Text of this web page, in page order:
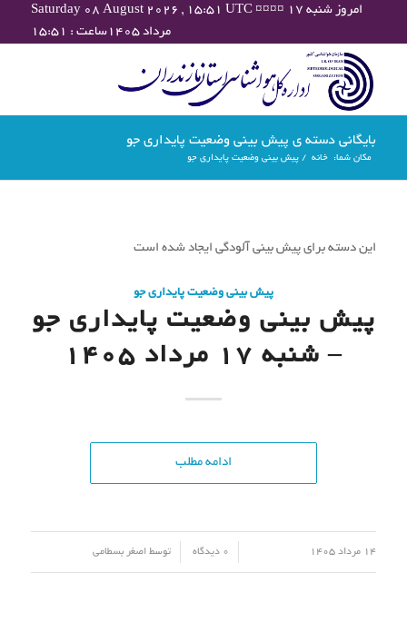
Saturday 08 August 2026 , 15:51 UTC ¤¤¤¤ امروز شنبه ۱۷
مرداد ۱۴۰۵ساعت : ۱۵:۵۱
بایگانی دسته ی پیش بینی وضعیت پایداری جو
مکان شما: خانه / پیش بینی وضعیت پایداری جو
این دسته برای پیش بینی آلودگی ایجاد شده است
پیش بینی وضعیت پایداری جو
پیش بینی وضعیت پایداری جو
– شنبه 17 مرداد 1405
ادامه مطلب
14 مرداد 1405 0 دیدگاه توسط اصغر بسطامی